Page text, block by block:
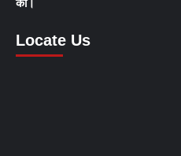
Locate Us